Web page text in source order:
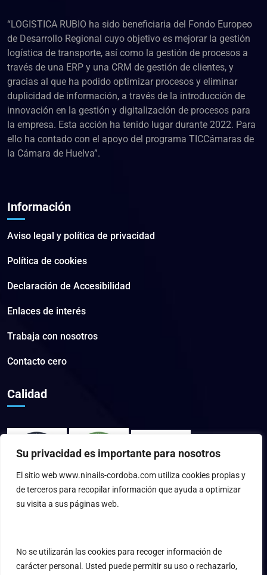
Su privacidad es importante para nosotros
El sitio web www.ninails-cordoba.com utiliza cookies propias y
de terceros para recopilar información que ayuda a optimizar
su visita a sus páginas web.
No se utilizarán las cookies para recoger información de
carácter personal. Usted puede permitir su uso o rechazarlo,
“LOGISTICA RUBIO ha sido beneficiaria del Fondo Europeo
de Desarrollo Regional cuyo objetivo es mejorar la gestión
logística de transporte, así como la gestión de procesos a
través de una ERP y una CRM de gestión de clientes, y
gracias al que ha podido optimizar procesos y eliminar
duplicidad de información, a través de la introducción de
innovación en la gestión y digitalización de procesos para
la empresa. Esta acción ha tenido lugar durante 2022. Para
ello ha contado con el apoyo del programa TICCámaras de
la Cámara de Huelva”.
Información
Aviso legal y política de privacidad
Política de cookies
Declaración de Accesibilidad
Enlaces de interés
Trabaja con nosotros
Contacto cero
Calidad